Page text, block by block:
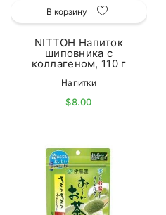
В корзину
NITTOH Напиток
шиповника с
коллагеном, 110 г
Напитки
$8.00